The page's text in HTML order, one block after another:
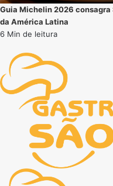
Guia Michelin 2026
da América Latina
6 Min de leitura